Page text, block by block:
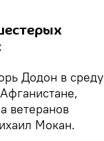
Додон в среду
ветеранов
Мокан.